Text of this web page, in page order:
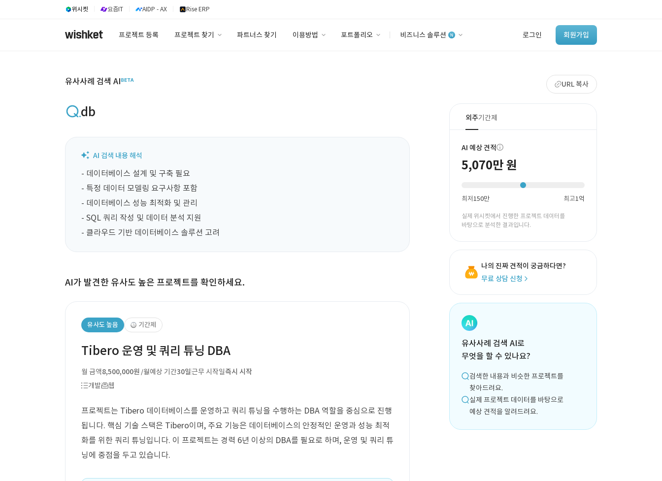
위시켓 요즘IT AIDP - AX Rise ERP
프로젝트 등록 프로젝트 찾기 파트너스 찾기 이용방법 포트폴리오 비즈니스 솔루션 로그인 회원가입
‘이런 거’ 만들어본
개발 회사 있어?
바로가기
유사사례 검색 AI URL 복사
db
- 데이터베이스 설계 및 구축 필요
- 특정 데이터 모델링 요구사항 포함
- 데이터베이스 성능 최적화 및 관리
- SQL 쿼리 작성 및 데이터 분석 지원
- 클라우드 기반 데이터베이스 솔루션 고려
AI가 발견한 유사도 높은 프로젝트를 확인하세요.
유사도 높음 기간제
Tibero 운영 및 쿼리 튜닝 DBA
월 금액8,500,000원 /월예상 기간30일근무 시작일즉시 시작
개발
웹
프로젝트는 Tibero 데이터베이스를 운영하고 쿼리 튜닝을 수행하는 DBA 역할을 중심으로 진행
됩니다. 핵심 기술 스택은 Tibero이며, 주요 기능은 데이터베이스의 안정적인 운영과 성능 최적
화를 위한 쿼리 튜닝입니다. 이 프로젝트는 경력 6년 이상의 DBA를 필요로 하며, 운영 및 쿼리 튜
닝에 중점을 두고 있습니다.
외주기간제
AI 예상 견적
5,070만 원
최저150만 최고1억
실제 위시켓에서 진행한 프로젝트 데이터를
바탕으로 분석한 결과입니다.
나의 진짜 견적이 궁금하다면?
무료 상담 신청
유사사례 검색 AI로
무엇을 할 수 있나요?
검색한 내용과 비슷한 프로젝트를
찾아드려요.
실제 프로젝트 데이터를 바탕으로
예상 견적을 알려드려요.